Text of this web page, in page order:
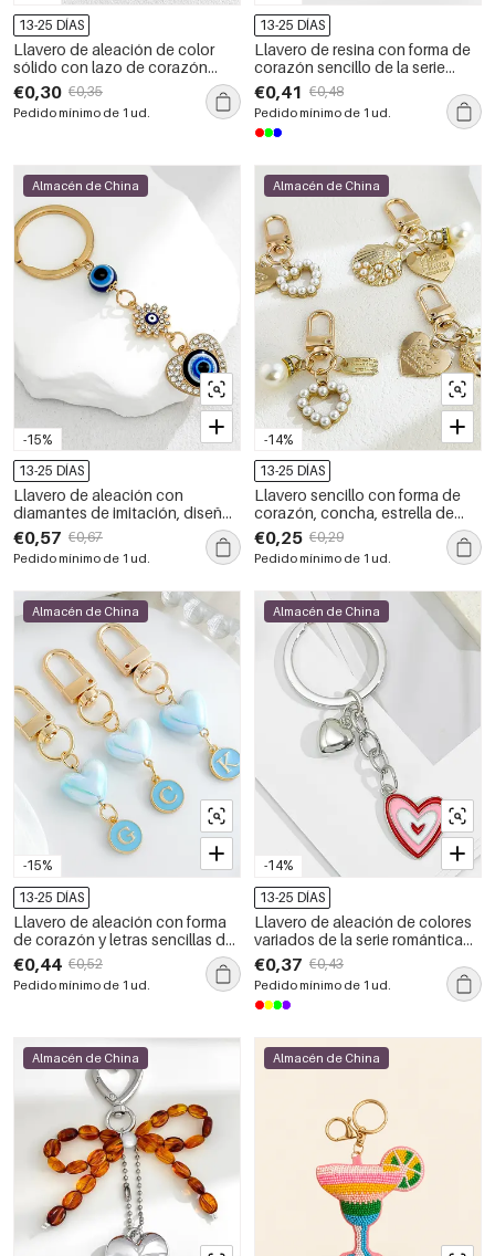
13-25 DÍAS
Llavero de aleación de color
sólido con lazo de corazón
sencillo de la serie romántica y
perlas artificiales.
€0,30 €0,35
Pedido mínimo de 1 ud.
13-25 DÍAS
Llavero de resina con forma de
corazón sencillo de la serie
romántica, color sólido
degradado.
€0,41 €0,48
Pedido mínimo de 1 ud.
-15%
Almacén de China
13-25 DÍAS
Llavero de aleación con
diamantes de imitación, diseño
de ojo de diablo, corazón,
animal y sol, de la serie étnica.
€0,57 €0,67
Pedido mínimo de 1 ud.
-14%
Almacén de China
13-25 DÍAS
Llavero sencillo con forma de
corazón, concha, estrella de
mar, metal y perlas artificiales,
estilo oceánico, de la serie
Casual Letter Heart.
€0,25 €0,29
Pedido mínimo de 1 ud.
-15%
Almacén de China
13-25 DÍAS
Llavero de aleación con forma
de corazón y letras sencillas de
la serie romántica, con
degradado de color.
€0,44 €0,52
Pedido mínimo de 1 ud.
-14%
Almacén de China
13-25 DÍAS
Llavero de aleación de colores
variados de la serie romántica
&quot;Sweet Heart&quot;
€0,37 €0,43
Pedido mínimo de 1 ud.
Almacén de China Almacén de China